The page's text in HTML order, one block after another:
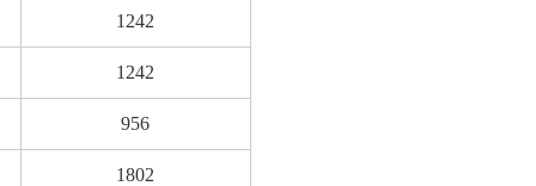
1242
1242
956
1802